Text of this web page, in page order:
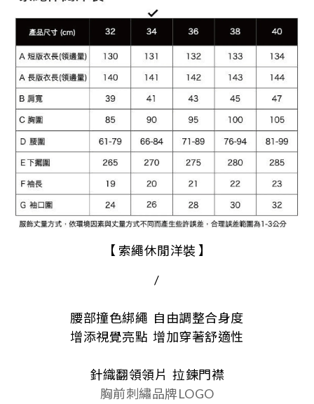
【 索繩休閒洋裝 】
/
腰部撞色綁繩 自由調整合身度
增添視覺亮點 增加穿著舒適性
針織翻領領片 拉鍊門襟
胸前刺繡品牌LOGO